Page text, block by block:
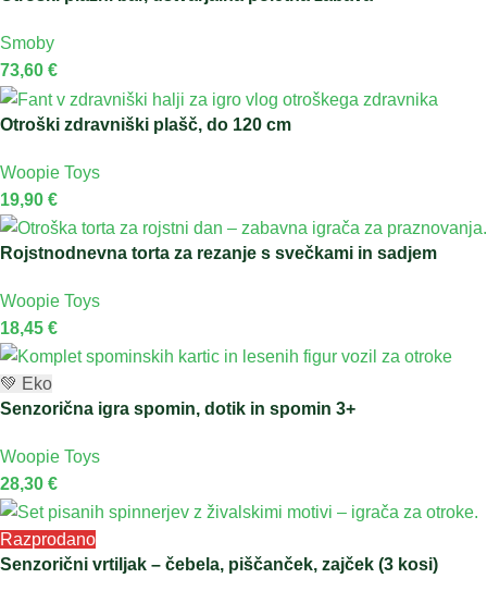
Smoby
73,60 €
Otroški zdravniški plašč, do 120 cm
Woopie Toys
19,90 €
Rojstnodnevna torta za rezanje s svečkami in sadjem
Woopie Toys
18,45 €
💚 Eko
Senzorična igra spomin, dotik in spomin 3+
Woopie Toys
28,30 €
Razprodano
Senzorični vrtiljak – čebela, piščanček, zajček (3 kosi)